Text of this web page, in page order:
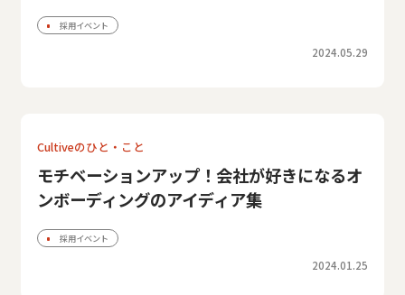
採用イベント
2024.05.29
Cultiveのひと・こと
モチベーションアップ！会社が好きになるオ
ンボーディングのアイディア集
採用イベント
2024.01.25